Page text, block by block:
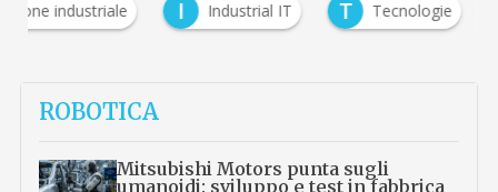
industriale I Industrial IT T Tecnologie
ROBOTICA
Mitsubishi Motors punta sugli
umanoidi: sviluppo e test in fabbrica